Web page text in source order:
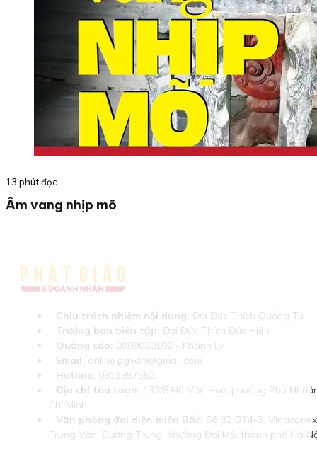
13 phút đọc
Âm vang nhịp mõ
Chịu trách nhiệm nội dung: Đại Đức Thích Quảng Tú
Trưởng ban biên tập: Đại Đức Thích Đức Hiển
Quảng cáo: 0989030102 - Khánh Ly
Email: online.pgvdn@gmail.com
Hotline: 0911997552
Địa chỉ tòa soạn: 133/8 Hồ Văn Huê, phường Phú
Chí Minh
Văn phòng đại diện miền Bắc: Số 32 BT4-3,
Trung Văn, Đường Trung, phường Đại Mỗ, thành phố Hà